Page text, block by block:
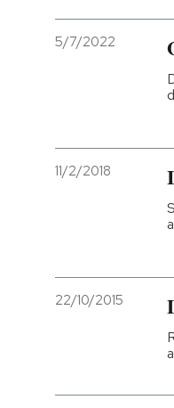
5/7/2022
11/2/2018
22/10/2015